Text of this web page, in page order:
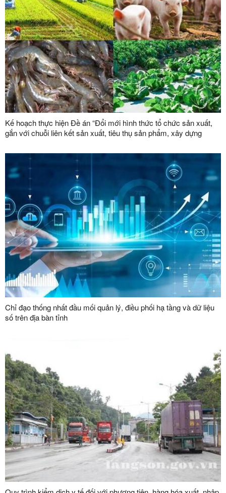
Kế hoạch thực hiện Đề án “Đổi mới hình thức tổ chức sản xuất,
gắn với chuỗi liên kết sản xuất, tiêu thụ sản phẩm, xây dựng
2030”
Chỉ đạo thống nhất đầu mối quản lý, điều phối hạ tầng và dữ liệu
số trên địa bàn tỉnh